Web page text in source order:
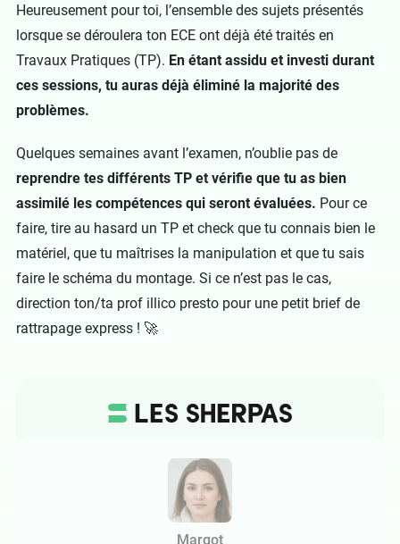
Heureusement pour toi, l’ensemble des sujets présentés
lorsque se déroulera ton ECE ont déjà été traités en
Travaux Pratiques (TP). En étant assidu et investi durant
ces sessions, tu auras déjà éliminé la majorité des
problèmes.
Quelques semaines avant l’examen, n’oublie pas de
reprendre tes différents TP et vérifie que tu as bien
assimilé les compétences qui seront évaluées. Pour ce
faire, tire au hasard un TP et check que tu connais bien le
matériel, que tu maîtrises la manipulation et que tu sais
faire le schéma du montage. Si ce n’est pas le cas,
direction ton/ta prof illico presto pour une petit brief de
rattrapage express ! 🚀
Margot